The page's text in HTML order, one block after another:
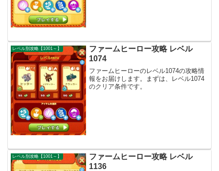
レベル別攻略【1001～】
ファームヒーロー攻略 レベル
1074
ファームヒーローのレベル1074の攻略情
報をお届けします。まずは、レベル1074
のクリア条件です。
レベル別攻略【1001～】
ファームヒーロー攻略 レベル
1136